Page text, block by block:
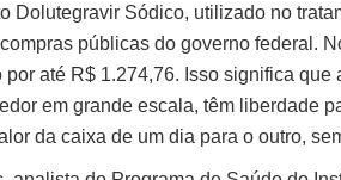
Dolutegravir Sódico, utilizado no
públicas do governo federal.
até R$ 1.274,76. Isso significa
em grande escala, têm liberdade
da caixa de um dia para o outro,